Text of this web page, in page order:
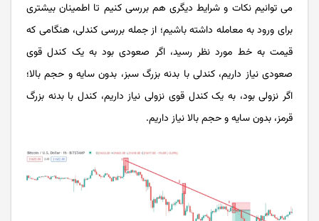
می توانیم نکات و شرایط دیگری هم بررسی کنیم تا اطمینان بیشتری
برای ورود به معامله داشته باشیم؛ از جمله بررسی کندلی، هنگامی که
قیمت به خط مورد نظر رسید، اگر صعودی بود به یک کندل قوی
صعودی نیاز داریم، کندلی با بدنه بزرگ سبز، بدون سایه و حجم بالا؛
اگر نزولی بود، به یک کندل قوی نزولی نیاز داریم، کندل با بدنه بزرگ
قرمز، بدون سایه و حجم بالا نیاز داریم.